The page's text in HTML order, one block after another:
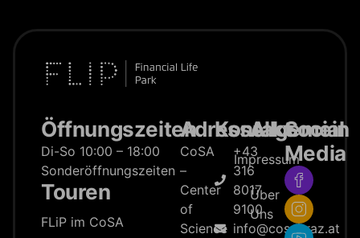
Öffnungszeiten
Di-So 10:00 – 18:00
Sonderöffnungszeiten
Touren
FLiP im CoSA
Adresse
CoSA
–
Center
of
Science
Kontakt
+43
316
8017
9100
info@cosagraz.at
Allgemein
Impressum
Über
Uns
Social
Media